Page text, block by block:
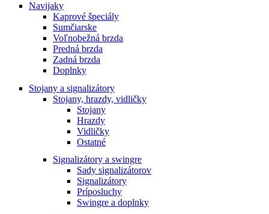
Navijaky
Kaprové špeciály
Sumčiarske
Voľnobežná brzda
Predná brzda
Zadná brzda
Doplnky
Stojany a signalizátory
Stojany, hrazdy, vidličky
Stojany
Hrazdy
Vidličky
Ostatné
Signalizátory a swingre
Sady signalizátorov
Signalizátory
Príposluchy
Swingre a doplnky